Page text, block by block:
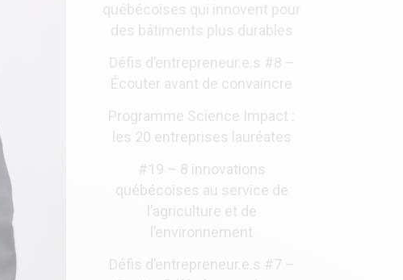
québécoises qui innovent pour
des bâtiments plus durables
Défis d’entrepreneur.e.s #8 –
Écouter avant de convaincre
Programme Science Impact :
les 20 entreprises lauréates
#19 – 8 innovations
québécoises au service de
l’agriculture et de
l’environnement
Défis d’entrepreneur.e.s #7 –